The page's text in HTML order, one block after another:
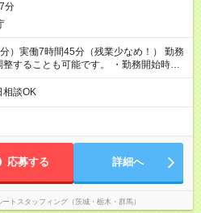
分
）実働7時間45分（残業少なめ！） 勤務
することも可能です。 ・勤務開始時
務終了時間 16:00～17:15 ・実働
談OK
応募する 詳細へ
トスタッフィング（茨城・栃木・群馬）